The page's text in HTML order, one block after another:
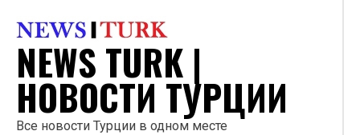
содержанию
NEWS TURK |
НОВОСТИ ТУРЦИИ
Все новости Турции в одном месте